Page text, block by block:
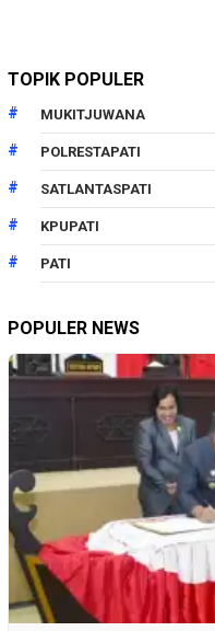
TOPIK POPULER
MUKITJUWANA
POLRESTAPATI
SATLANTASPATI
KPUPATI
PATI
POPULER NEWS